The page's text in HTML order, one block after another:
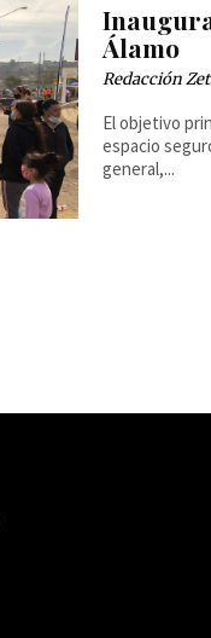
Álamo
Redacción
El objetivo
espacio
general,...